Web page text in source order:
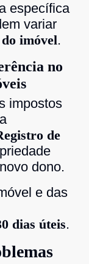
específica
variar
imóvel.
no
impostos
de
dono.
e das
dias úteis.